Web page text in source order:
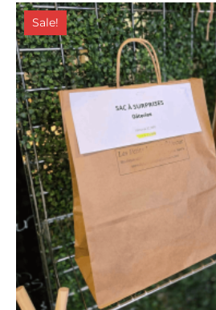
Sale!
Le
prix
initial
était :
39.99$.
Le
prix
actuel
est :
31.99$.